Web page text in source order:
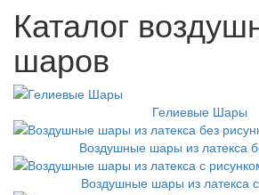
Каталог
шаров
Гелиевые Шары
Воздушные шары из латекса
Воздушные шары из латекса